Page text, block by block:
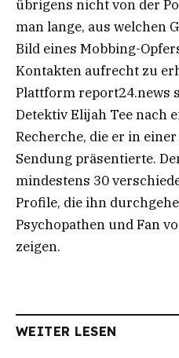
übrigens nicht von der
man lange, aus welchen
Bild eines Mobbing-
Kontakten aufrecht zu
Plattform report24.news
Detektiv Elijah Tee nach
Recherche, die er in
Sendung präsentierte.
mindestens 30
Profile, die ihn
Psychopathen und Fan
zeigen.
WEITER LESEN